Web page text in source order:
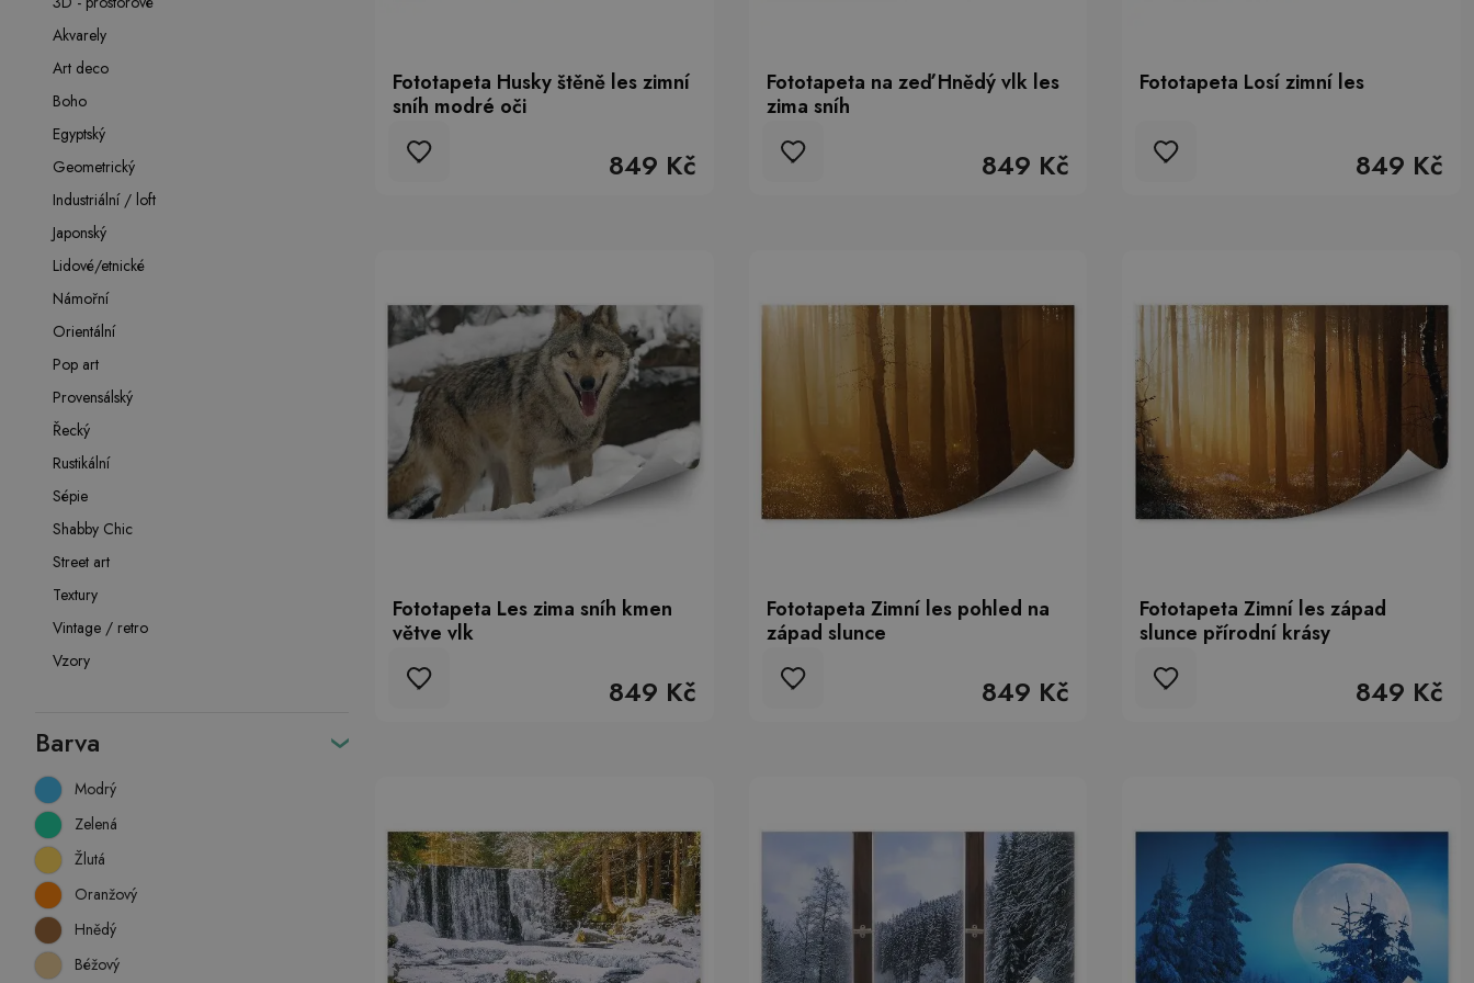
Akvarely
Art deco
Boho
Egyptský
Geometrický
Industriální / loft
Japonský
Lidové/etnické
Námořní
Orientální
Pop art
Provensálský
Řecký
Rustikální
Sépie
Shabby Chic
Street art
Textury
Vintage / retro
Vzory
Barva
Modrý
Zelená
Žlutá
Oranžový
Hnědý
Béžový
Fototapeta Husky štěně les zimní
sníh modré oči
849 Kč
Fototapeta na zeď Hnědý vlk les
zima sníh
849 Kč
Fototapeta Losí zimní les
849 Kč
Fototapeta Les zima sníh kmen
větve vlk
849 Kč
Fototapeta Zimní les pohled na
západ slunce
849 Kč
Fototapeta Zimní les západ
slunce přírodní krásy
849 Kč